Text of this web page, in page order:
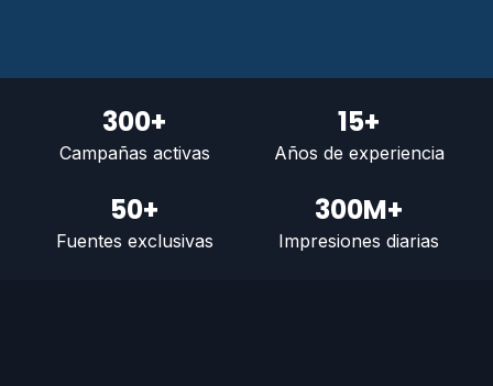
300+
Campañas activas
15+
Años de experiencia
50+
Fuentes exclusivas
300M+
Impresiones diarias